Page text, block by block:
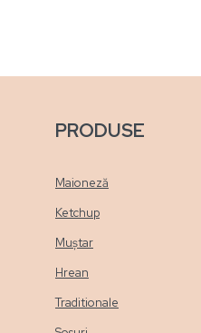
PRODUSE
Maioneză
Ketchup
Muștar
Hrean
Traditionale